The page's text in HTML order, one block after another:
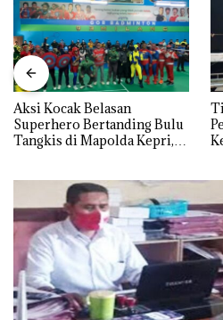
Aksi Kocak Belasan
Superhero Bertanding Bulu
Tangkis di Mapolda Kepri,